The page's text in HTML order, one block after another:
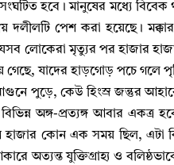
হবে । মানুষের মধ্যে বিবেক
দলীলটি পেশ করা হয়েছে।
লোকেরা মৃত্যুর পর হাজার
গেছে,যাদের হাড়গোড় পচে গলে
পুড়ে, কেউ হিংস্র জন্তুর
অঙ্গ-প্রত্যঙ্গ আবার একত্র
হাজার কোন এক সময় ছিল,এটা
অত্যন্ত যুক্তিগ্রাহ্য ও